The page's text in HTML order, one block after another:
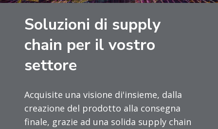
Soluzioni di supply
chain per il vostro
settore
Acquisite una visione di'insieme, dalla
creazione del prodotto alla consegna
finale, grazie ad una solida supply chain